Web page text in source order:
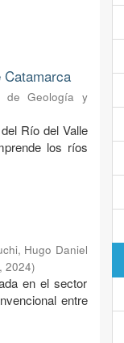
de Geología y
Río del Valle
los ríos
Hugo Daniel
,2024)
en el sector
entre